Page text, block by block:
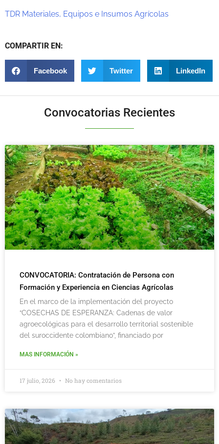
TDR Materiales, Equipos e Insumos Agrícolas
COMPARTIR EN:
Facebook Twitter LinkedIn
Convocatorias Recientes
CONVOCATORIA: Contratación de Persona con
Formación y Experiencia en Ciencias Agrícolas
En el marco de la implementación del proyecto
“COSECHAS DE ESPERANZA: Cadenas de valor
agroecológicas para el desarrollo territorial sostenible
del suroccidente colombiano”, financiado por
MAS INFORMACIÓN »
17 julio, 2026 No hay comentarios